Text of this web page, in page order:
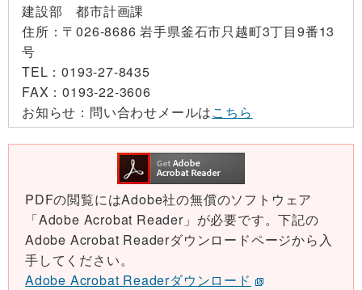
建設部 都市計画課
住所： 〒026-8686 岩手県釜石市只越町3丁目9番13
号
TEL：0193-27-8435
FAX：0193-22-3606
お知らせ： 問い合わせメールはこちら
PDFの閲覧にはAdobe社の無償のソフトウェア
「Adobe Acrobat Reader」が必要です。下記の
Adobe Acrobat Readerダウンロードページから入
手してください。
Adobe Acrobat Readerダウンロード